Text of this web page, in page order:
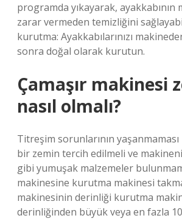
programda yıkayarak, ayakkabının
zarar vermeden temizliğini
kurutma: Ayakkabılarınızı
sonra doğal olarak kurutun.
Çamaşır makinesi
nasıl olmalı?
Titreşim sorunlarının
bir zemin tercih edilmeli ve
gibi yumuşak malzemeler
makinesine kurutma makinesi
makinesinin derinliği kurutma
derinliğinden büyük veya en fazla